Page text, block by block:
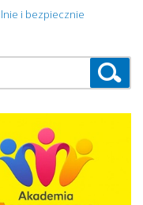
i bezpiecznie